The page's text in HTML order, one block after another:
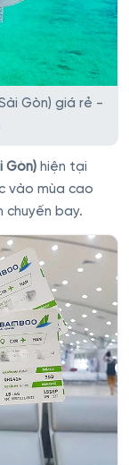
Gòn) giá rẻ -
Gòn) hiện tại
vào mùa cao
bay.